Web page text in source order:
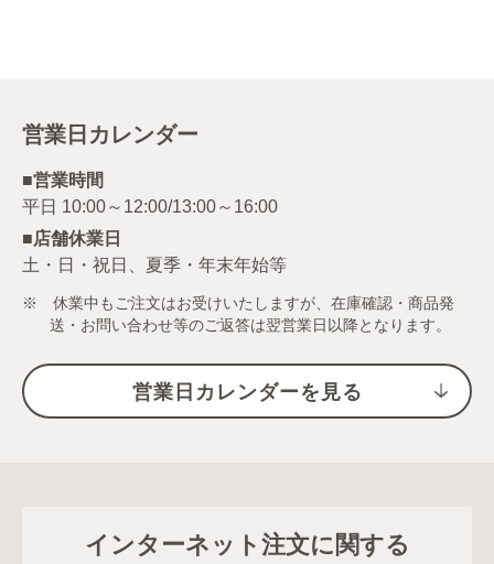
営業日カレンダー
■営業時間
■店舗休業日
土・日・祝日、夏季・年末年始等
※ 休業中もご注文はお受けいたしますが、在庫確認・商品発
送・お問い合わせ等のご返答は翌営業日以降となります。
営業日カレンダーを見る
インターネット注文に関する